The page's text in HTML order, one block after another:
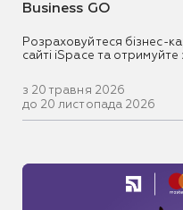
Business GO
Розраховуйтеся бізнес-
сайті iSpace та отримуйте
з 20 травня 2026
до 20 листопада 2026